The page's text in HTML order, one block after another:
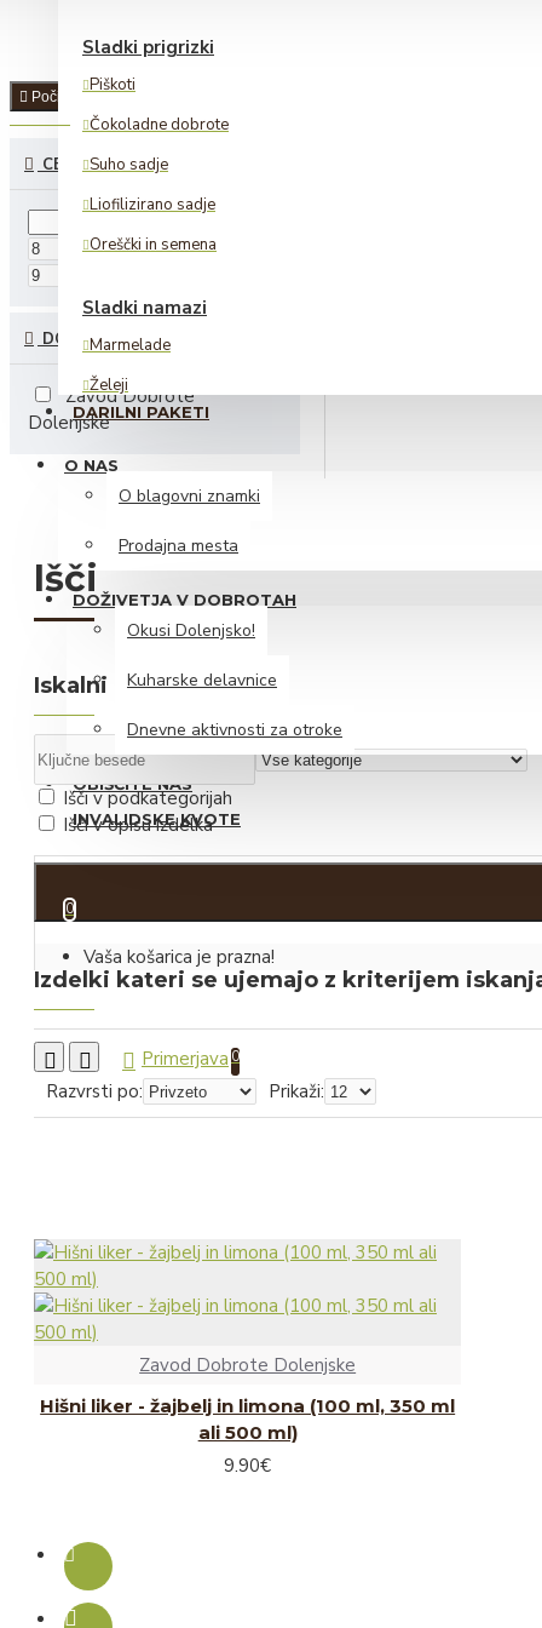
Sladki prigrizki
Piškoti
Čokoladne dobrote
Suho sadje
Liofilizirano sadje
Oreščki in semena
Sladki namazi
Marmelade
Želeji
Lešnikovi namazi
Alkoholne pijače
Likerji
Peneče vino
Iz dolenjskega hladilnika
Mesnine
Iz zeliščarske zakladnice
Sirupi
Zeliščni izvlečki z medom
Hidrolati
Slani prigrizki
Čips
Sadni sokovi
Zeliščni sokovi
Kis in olje
Žitni izdelki in testenine
DARILNI PAKETI
O NAS
O blagovni znamki
Prodajna mesta
DOŽIVETJA V DOBROTAH
Okusi Dolenjsko!
Kuharske delavnice
Dnevne aktivnosti za otroke
OBIŠČITE NAS
INVALIDSKE KVOTE
0 izdelek(ov) - 0.00€
0
Vaša košarica je prazna!
Počisti
CENA
DOBAVITELJI
Zavod Dobrote
Dolenjske
Išči
Iskalni kriterij
Išči v podkategorijah
Išči v opisu izdelka
Izdelki kateri se ujemajo z kriterijem
Primerjava 0
Razvrsti po: Prikaži:
Zavod Dobrote Dolenjske
Hišni liker - žajbelj in limona (100 ml, 350 ml
ali 500 ml)
9.90€